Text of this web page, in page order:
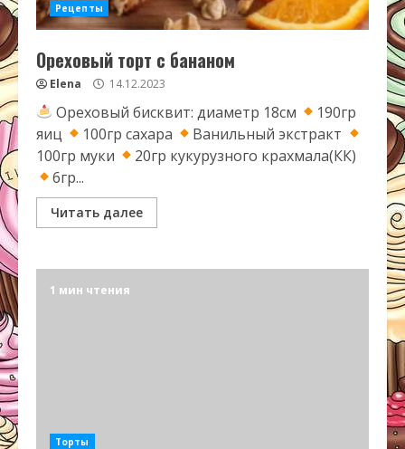
Рецепты
Ореховый торт с бананом
Elena 14.12.2023
Ореховый бисквит: диаметр 18см
190гр
яиц
100гр сахара
Ванильный экстракт
100гр муки
20гр кукурузного крахмала(КК)
6гр...
Читать далее
1 мин чтения
Торты